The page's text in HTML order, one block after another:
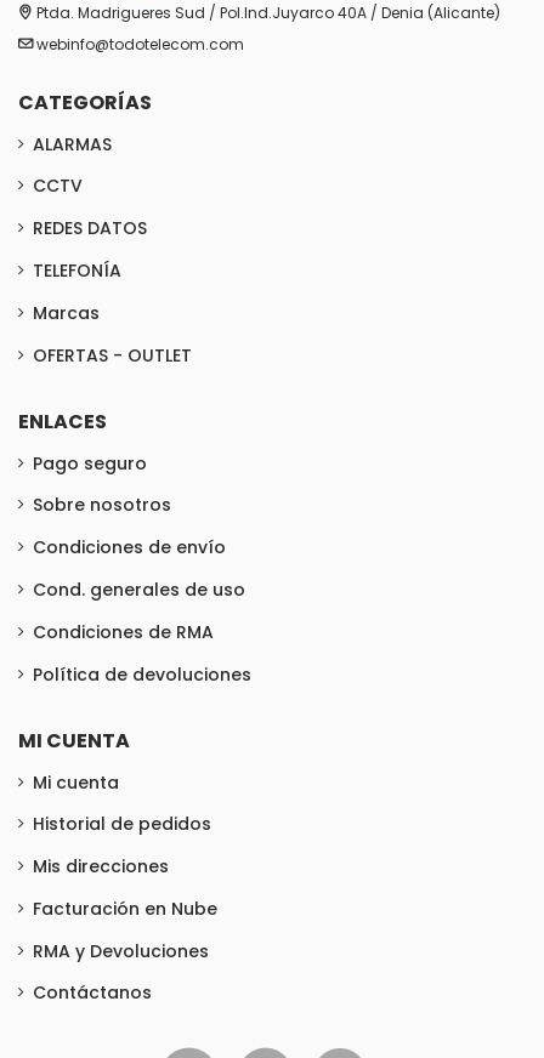
Ptda. Madrigueres Sud / Pol.Ind.Juyarco 40A / Denia (Alicante)
webinfo@todotelecom.com
CATEGORÍAS
ALARMAS
CCTV
REDES DATOS
TELEFONÍA
Marcas
OFERTAS - OUTLET
ENLACES
Pago seguro
Sobre nosotros
Condiciones de envío
Cond. generales de uso
Condiciones de RMA
Política de devoluciones
MI CUENTA
Mi cuenta
Historial de pedidos
Mis direcciones
Facturación en Nube
RMA y Devoluciones
Contáctanos